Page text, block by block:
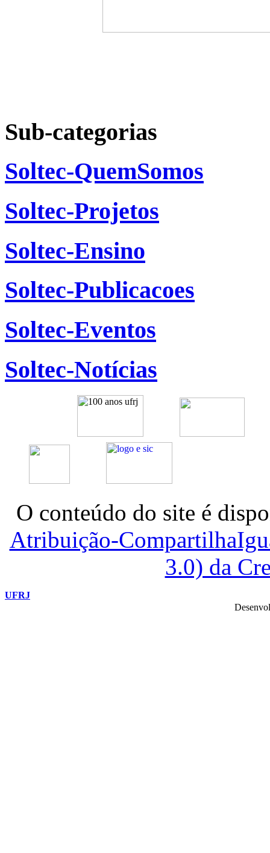
Sub-categorias
Soltec-QuemSomos
Soltec-Projetos
Soltec-Ensino
Soltec-Publicacoes
Soltec-Eventos
Soltec-Notícias
O conteúdo do site é
Atribuição-
3.0) da
UFRJ